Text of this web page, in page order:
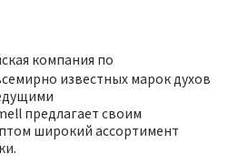
компания по
известных марок духов
предлагает своим
широкий ассортимент